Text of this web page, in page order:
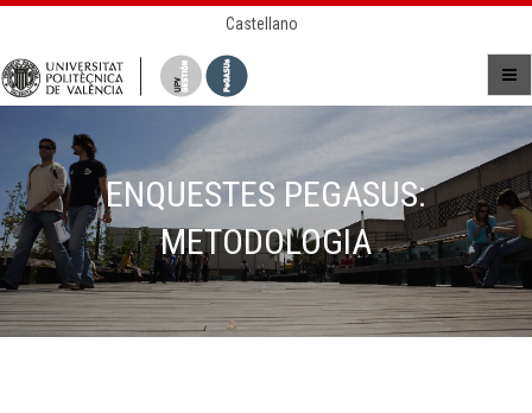
Castellano
ENQUESTES PEGASUS:
METODOLOGIA